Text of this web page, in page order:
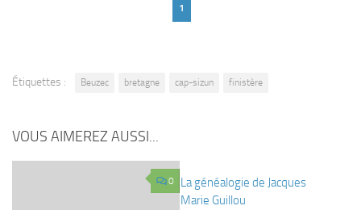
1
Étiquettes : Beuzec bretagne cap-sizun finistère
VOUS AIMEREZ AUSSI...
0
La généalogie de Jacques
Marie Guillou